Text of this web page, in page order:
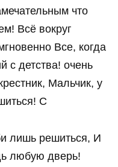
что
Всё вокруг
Все, когда
детства! очень
Мальчик, у
С
лишь решиться, И
любую дверь!